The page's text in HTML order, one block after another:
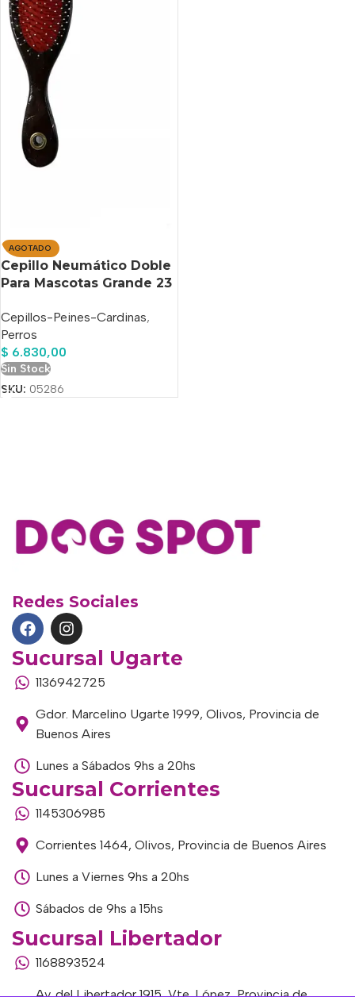
AGOTADO
Cepillo Neumático Doble
Para Mascotas Grande 23
Cepillos-Peines-Cardinas,
Perros
$ 6.830,00
Sin Stock
SKU: 05286
Redes Sociales
Sucursal Ugarte
1136942725
Gdor. Marcelino Ugarte 1999, Olivos, Provincia de
Buenos Aires
Lunes a Sábados 9hs a 20hs
Sucursal Corrientes
1145306985
Corrientes 1464, Olivos, Provincia de Buenos Aires
Lunes a Viernes 9hs a 20hs
Sábados de 9hs a 15hs
Sucursal Libertador
1168893524